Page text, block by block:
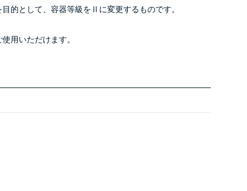
的として、容器等級をⅡに変更するものです。
用いただけます。